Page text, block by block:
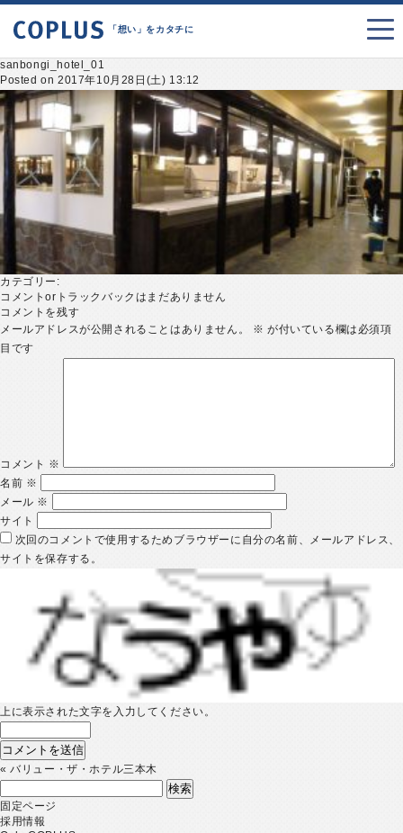
「想い」をカタチに
sanbongi_hotel_01
Posted on 2017年10月28日(土) 13:12
カテゴリー:
コメントorトラックバックはまだありません
コメントを残す
メールアドレスが公開されることはありません。
※ が付いている欄は必須項
目です
コメント ※
名前 ※
メール ※
サイト
次回のコメントで使用するためブラウザーに自分の名前、メールアドレス、
サイトを保存する。
上に表示された文字を入力してください。
«バリュー・ザ・ホテル三本木
索:
固定ページ
採用情報